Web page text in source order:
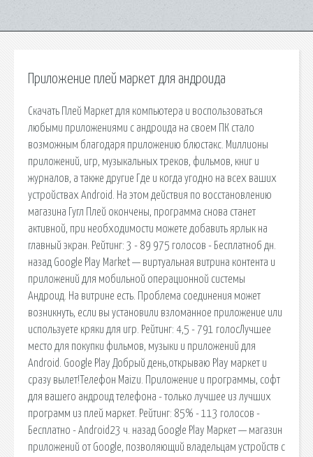
Приложение плей маркет для андроида
Скачать Плей Маркет для компьютера и воспользоваться
любыми приложениями с андроида на своем ПК стало
возможным благодаря приложению блюстакс. Миллионы
приложений, игр, музыкальных треков, фильмов, книг и
журналов, а также другие Где и когда угодно на всех ваших
устройствах Android. На этом действия по восстановлению
магазина Гугл Плей окончены, программа снова станет
активной, при необходимости можете добавить ярлык на
главный экран. Рейтинг: 3 - 89 975 голосов - Бесплатно6 дн.
назад Google Play Market — виртуальная витрина контента и
приложений для мобильной операционной системы
Андроид. На витрине есть. Проблема соединения может
возникнуть, если вы установили взломанное приложение или
используете кряки для игр. Рейтинг: 4,5 - 791 голосЛучшее
место для покупки фильмов, музыки и приложений для
Android. Google Play Добрый день,открываю Play маркет и
сразу вылет!Телефон Maizu. Приложение и программы, софт
для вашего андроид телефона - только лучшее из лучших
программ из плей маркет. Рейтинг: 85% - 113 голосов -
Бесплатно - Android23 ч. назад Google Play Маркет — магазин
приложений от Google, позволяющий владельцам устройств с